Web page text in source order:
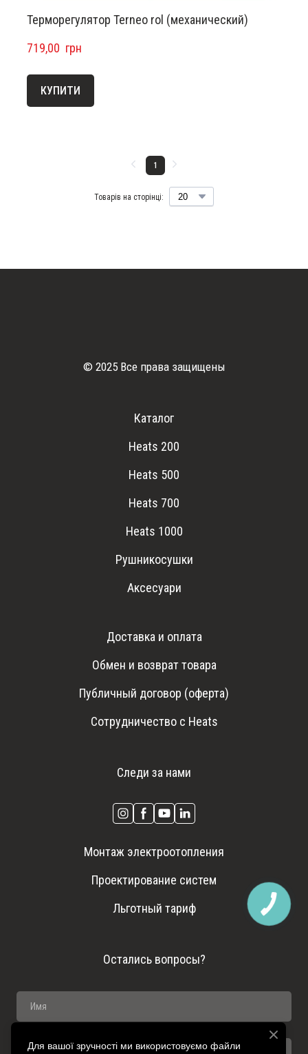
Терморегулятор Terneo rol (механический)
719,00  грн
КУПИТИ
Товарів на сторінці:
1
© 2025 Все права защищены
Каталог
Heats 200
Heats 500
Heats 700
Heats 1000
Рушникосушки
Аксесуари
Доставка и оплата
Обмен и возврат товара
Публичный договор (оферта)
Сотрудничество с Heats
Следи за нами
Монтаж электроотопления
Проектирование систем
Льготный тариф
Остались вопросы?
Для вашої зручності ми використовуємо файли